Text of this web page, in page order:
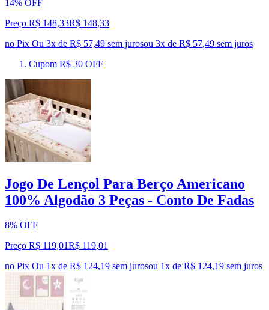
14% OFF
Preço R$ 148,33R$ 148,33
no Pix Ou 3x de R$ 57,49 sem jurosou 3x de R$ 57,49 sem juros
Cupom R$ 30 OFF
Jogo De Lençol Para Berço Americano
100% Algodão 3 Peças - Conto De Fadas
8% OFF
Preço R$ 119,01R$ 119,01
no Pix Ou 1x de R$ 124,19 sem jurosou 1x de R$ 124,19 sem juros